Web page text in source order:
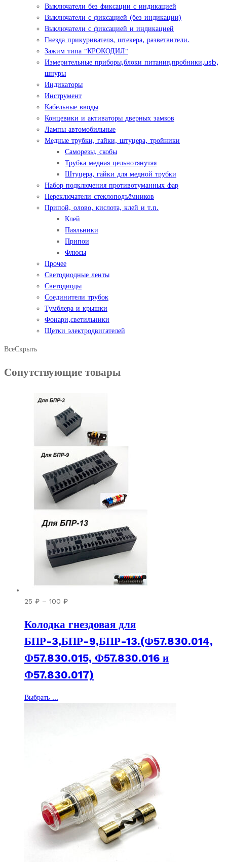
Выключатели без фиксации с индикацией
Выключатели с фиксацией (без индикации)
Выключатели с фиксацией и индикацией
Гнезда прикуривателя, штекера, разветвители.
Зажим типа "КРОКОДИЛ"
Измерительные приборы,блоки питания,пробники,usb,
шнуры
Индикаторы
Инструмент
Кабельные вводы
Концевики и активаторы дверных замков
Лампы автомобильные
Медные трубки, гайки, штуцера, тройники
Саморезы, скобы
Трубка медная цельнотянутая
Штуцера, гайки для медной трубки
Набор подключения противотуманных фар
Переключатели стеклоподъёмников
Припой, олово, кислота, клей и т.п.
Клей
Паяльники
Припои
Флюсы
Прочее
Светодиодные ленты
Светодиоды
Соединители трубок
Тумблера и крышки
Фонари,светильники
Щетки электродвигателей
ВсеСкрыть
Сопутствующие товары
25 ₽ – 100 ₽Диапазон
25 ₽
100 ₽
Колодка гнездовая для
БПР-3,БПР-9,БПР-13.(Ф57.830.014,
Ф57.830.015, Ф57.830.016 и
Ф57.830.017)
Выбрать ...
на
странице
товара.